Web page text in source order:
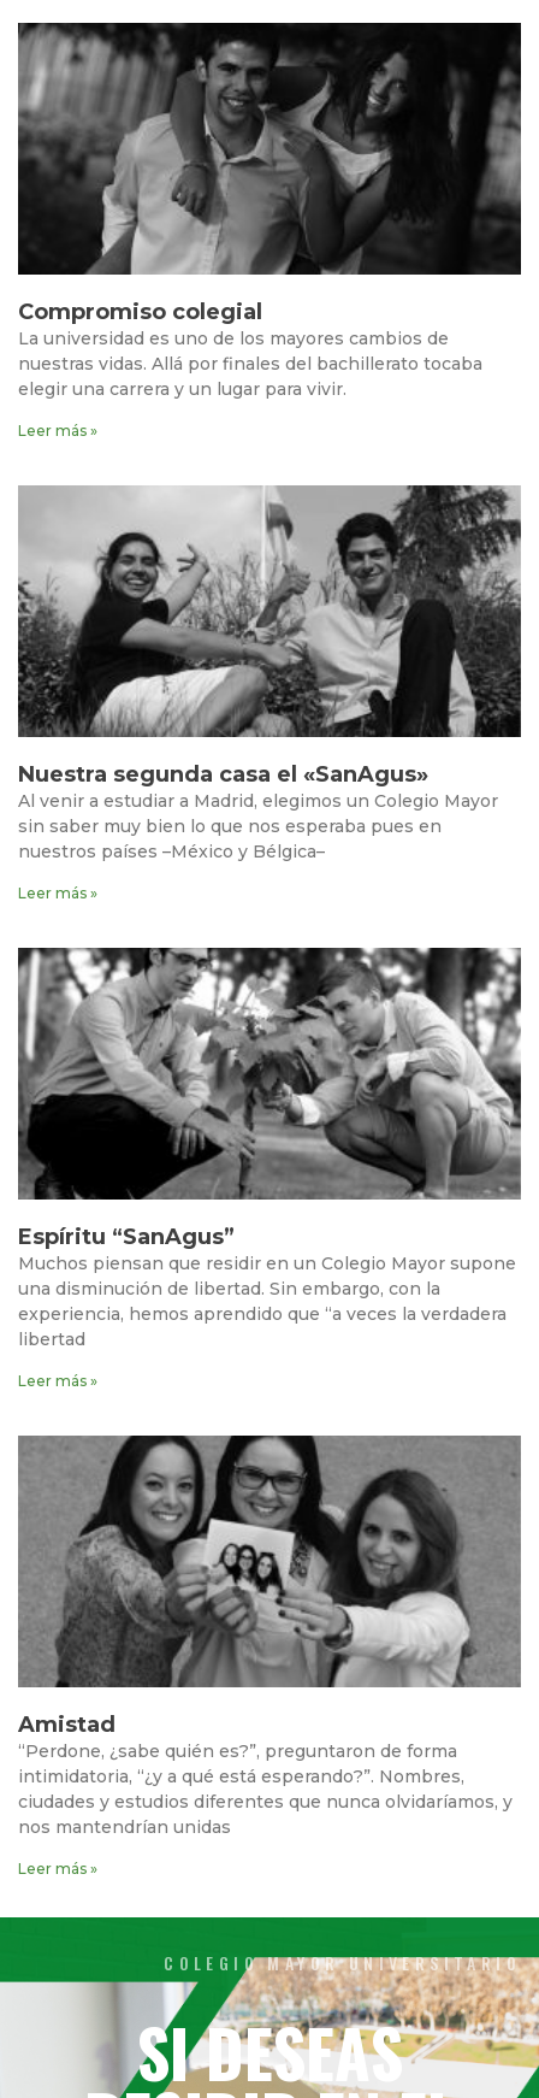
Compromiso colegial
La universidad es uno de los mayores cambios de
nuestras vidas. Allá por finales del bachillerato tocaba
elegir una carrera y un lugar para vivir.
Leer más »
Nuestra segunda casa el «SanAgus»
Al venir a estudiar a Madrid, elegimos un Colegio Mayor
sin saber muy bien lo que nos esperaba pues en
nuestros países –México y Bélgica–
Leer más »
Espíritu “SanAgus”
Muchos piensan que residir en un Colegio Mayor supone
una disminución de libertad. Sin embargo, con la
experiencia, hemos aprendido que “a veces la verdadera
libertad
Leer más »
Amistad
“Perdone, ¿sabe quién es?”, preguntaron de forma
intimidatoria, “¿y a qué está esperando?”. Nombres,
ciudades y estudios diferentes que nunca olvidaríamos, y
nos mantendrían unidas
Leer más »
COLEGIO MAYOR UNIVERSITARIO
SI DESEAS